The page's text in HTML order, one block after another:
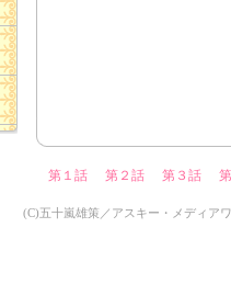
第１話 第２話 第３話
(C)五十嵐雄策／アスキー・メディア